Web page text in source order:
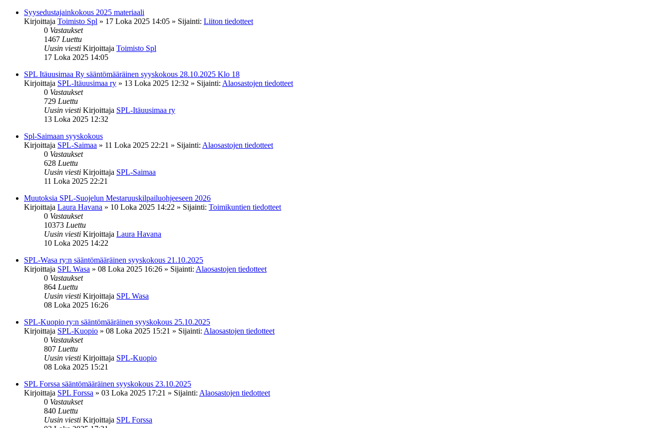
Syysedustajainkokous 2025 materiaali
Kirjoittaja Toimisto Spl » 17 Loka 2025 14:05 » Sijainti: Liiton tiedotteet
0 Vastaukset
1467 Luettu
Uusin viesti Kirjoittaja Toimisto Spl
17 Loka 2025 14:05
SPL Itäuusimaa Ry sääntömääräinen syyskokous 28.10.2025 Klo 18
Kirjoittaja SPL-Itäuusimaa ry » 13 Loka 2025 12:32 » Sijainti: Alaosastojen tiedotteet
0 Vastaukset
729 Luettu
Uusin viesti Kirjoittaja SPL-Itäuusimaa ry
13 Loka 2025 12:32
Spl-Saimaan syyskokous
Kirjoittaja SPL-Saimaa » 11 Loka 2025 22:21 » Sijainti: Alaosastojen tiedotteet
0 Vastaukset
628 Luettu
Uusin viesti Kirjoittaja SPL-Saimaa
11 Loka 2025 22:21
Muutoksia SPL-Suojelun Mestaruuskilpailuohjeeseen 2026
Kirjoittaja Laura Havana » 10 Loka 2025 14:22 » Sijainti: Toimikuntien tiedotteet
0 Vastaukset
10373 Luettu
Uusin viesti Kirjoittaja Laura Havana
10 Loka 2025 14:22
SPL-Wasa ry:n sääntömääräinen syyskokous 21.10.2025
Kirjoittaja SPL Wasa » 08 Loka 2025 16:26 » Sijainti: Alaosastojen tiedotteet
0 Vastaukset
864 Luettu
Uusin viesti Kirjoittaja SPL Wasa
08 Loka 2025 16:26
SPL-Kuopio ry:n sääntömääräinen syyskokous 25.10.2025
Kirjoittaja SPL-Kuopio » 08 Loka 2025 15:21 » Sijainti: Alaosastojen tiedotteet
0 Vastaukset
807 Luettu
Uusin viesti Kirjoittaja SPL-Kuopio
08 Loka 2025 15:21
SPL Forssa sääntömääräinen syyskokous 23.10.2025
Kirjoittaja SPL Forssa » 03 Loka 2025 17:21 » Sijainti: Alaosastojen tiedotteet
0 Vastaukset
840 Luettu
Uusin viesti Kirjoittaja SPL Forssa